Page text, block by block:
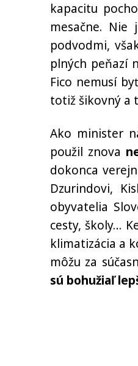
kapacitu
mesačne.
podvodmi,
plných peňazí
Fico nemusí
totiž šikovný a
Ako minister
použil znova
dokonca
Dzurindovi,
obyvatelia
cesty, školy…
klimatizácia a
môžu za
sú bohužiaľ